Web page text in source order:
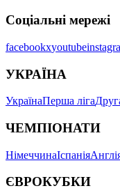
Соціальні мережі
facebookxyoutube
УКРАЇНА
УкраїнаПерша ліга
ЧЕМПІОНАТИ
НімеччинаІспанія
ЄВРОКУБКИ